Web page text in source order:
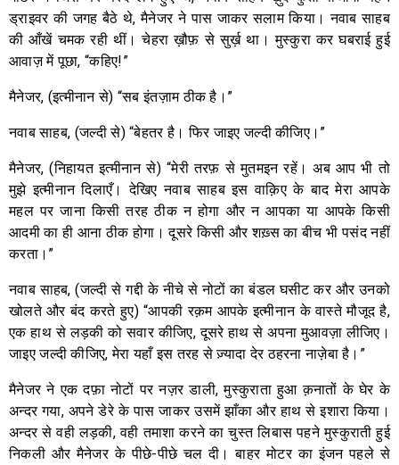
ड्राइवर की जगह बैठे थे, मैनेजर ने पास जाकर सलाम किया। नवाब साहब
की आँखें चमक रही थीं। चेहरा ख़ौफ़ से सुर्ख़ था। मुस्कुरा कर घबराई हुई
आवाज़ में पूछा, “कहिए!”
मैनेजर, (इत्मीनान से) “सब इंतज़ाम ठीक है।”
नवाब साहब, (जल्दी से) “बेहतर है। फिर जाइए जल्दी कीजिए।”
मैनेजर, (निहायत इत्मीनान से) “मेरी तरफ़ से मुतमइन रहें। अब आप भी तो
मुझे इत्मीनान दिलाएँ। देखिए नवाब साहब इस वाक़िए के बाद मेरा आपके
महल पर जाना किसी तरह ठीक न होगा और न आपका या आपके किसी
आदमी का ही आना ठीक होगा। दूसरे किसी और शख़्स का बीच भी पसंद नहीं
करता।”
नवाब साहब, (जल्दी से गद्दी के नीचे से नोटों का बंडल घसीट कर और उनको
खोलते और बंद करते हुए) “आपकी रक़म आपके इत्मीनान के वास्ते मौजूद है,
एक हाथ से लड़की को सवार कीजिए, दूसरे हाथ से अपना मुआवज़ा लीजिए।
जाइए जल्दी कीजिए, मेरा यहाँ इस तरह से ज़्यादा देर ठहरना नाज़ेबा है।”
मैनेजर ने एक दफ़ा नोटों पर नज़र डाली, मुस्कुराता हुआ क़नातों के घेर के
अन्दर गया, अपने डेरे के पास जाकर उसमें झाँका और हाथ से इशारा किया।
अन्दर से वही लड़की, वही तमाशा करने का चुस्त लिबास पहने मुस्कुराती हुई
निकली और मैनेजर के पीछे-पीछे चल दी। बाहर मोटर का इंजन पहले से